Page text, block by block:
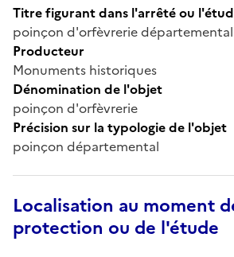
Titre figurant dans l'arrêté ou
poinçon d'orfèvrerie départemental
Producteur
Monuments historiques
Dénomination de l'objet
poinçon d'orfèvrerie
Précision sur la typologie de l'objet
poinçon départemental
Localisation au moment
protection ou de l'étude